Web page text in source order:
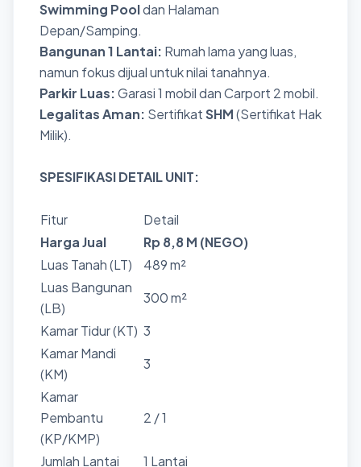
Swimming Pooldan Halaman
Depan/Samping.
Bangunan 1 Lantai: Rumah lama yang luas,
namun fokus dijual untuk nilai tanahnya.
Parkir Luas:Garasi 1 mobil dan Carport 2 mobil.
Legalitas Aman: SertifikatSHM(Sertifikat Hak
Milik).
SPESIFIKASI DETAIL UNIT:
Fitur
Detail
Harga Jual
Rp 8,8 M (NEGO)
Luas Tanah (LT)
489 m²
Luas Bangunan
(LB)
300 m²
Kamar Tidur (KT) 3
Kamar Mandi
(KM)
3
Kamar
Pembantu
(KP/KMP)
2 / 1
Jumlah Lantai 1 Lantai